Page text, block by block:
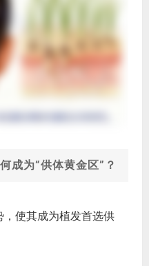
成为“供体黄金区”？
使其成为植发首选供